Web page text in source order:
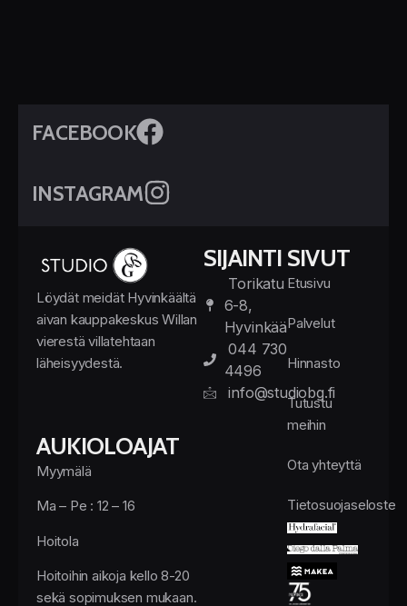
FACEBOOK
INSTAGRAM
Löydät meidät Hyvinkäältä
aivan kauppakeskus Willan
vierestä villatehtaan
läheisyydestä.
AUKIOLOAJAT
Myymälä
Ma – Pe : 12 – 16
Hoitola
Hoitoihin aikoja kello 8-20
sekä sopimuksen mukaan.
SIJAINTI
Torikatu
6-8,
Hyvinkää
044 730
4496
info@studiobg.fi
SIVUT
Etusivu
Palvelut
Hinnasto
Tutustu
meihin
Ota yhteyttä
Tietosuojaseloste